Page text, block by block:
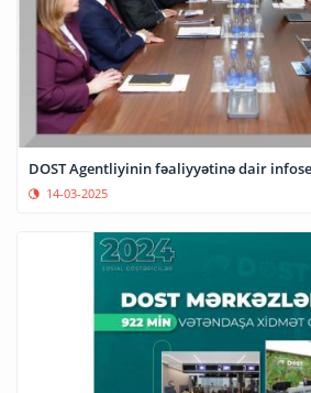
DOST Agentliyinin fəaliyyətinə dair
14-03-2025